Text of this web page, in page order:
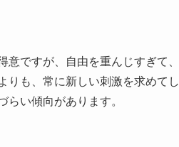
意ですが、自由を重んじすぎて
りも、常に新しい刺激を求めて
らい傾向があります。